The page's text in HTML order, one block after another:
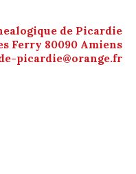
de Picardie
Ferry 80090 Amiens
picardie@orange.fr